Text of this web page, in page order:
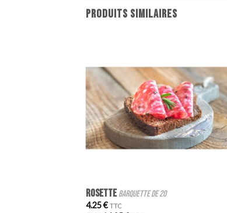
PRODUITS SIMILAIRES
ROSETTEbarquette de 20
4.25€ TTC